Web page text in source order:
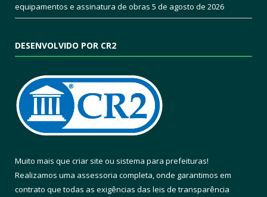
equipamentos e assinatura de obras 5 de agosto de 2026
DESENVOLVIDO POR CR2
Muito mais que criar site ou sistema para prefeituras!
Realizamos uma assessoria completa, onde garantimos em
contrato que todas as exigências das leis de transparência